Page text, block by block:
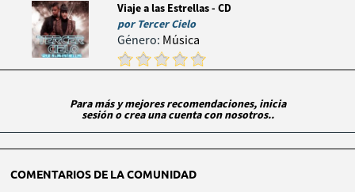
Viaje a las Estrellas - CD
porTercer Cielo
Género: Música
Para más y mejores recomendaciones, inicia
sesión o crea una cuenta con nosotros..
COMENTARIOS DE LA COMUNIDAD